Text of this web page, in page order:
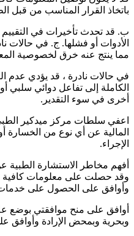
باتخاذ القرار المناسب من قبل
ب. قد تحدث تأخيرات في
الأدوات أو فشلها. ج. في حالات
مما ينتج عنه خرق لخصوصية
في حالات نادرة ، قد يؤدي عدم
الكاملة إلى تفاعل دوائي سلبي
أخرى في سوء التقدير.
اعفي سلطات مركز ميدكير
المالية عن أي نوع من الخسارة
الإجراء.
أفهم مخاطر الاستشارة الطبية
وقد حصلت على معلومات كافية
وأوافق على الحصول على
أوافق على منح موافقتي بوضع
وبحرية وبمحض الإرادة وأوافق